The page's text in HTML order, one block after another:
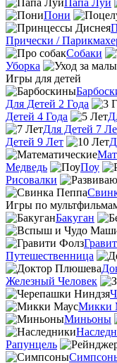
Пони
Прически /
Собаки
Уборка
Игры для детей
Для Детей 2 Года
Детей 4 Года
Для Детей 7
Детей 9 Лет
Медведь
Поу
Рисовалки
Игры по
Бакуган
Путешественница
Железный Человек
Микки
Миньоны
Рапунцель